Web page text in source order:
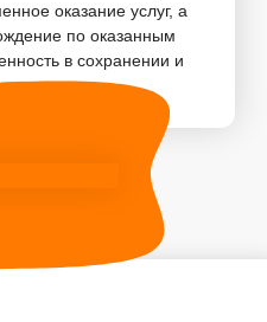
оказание услуг, а
по оказанным
в сохранении и